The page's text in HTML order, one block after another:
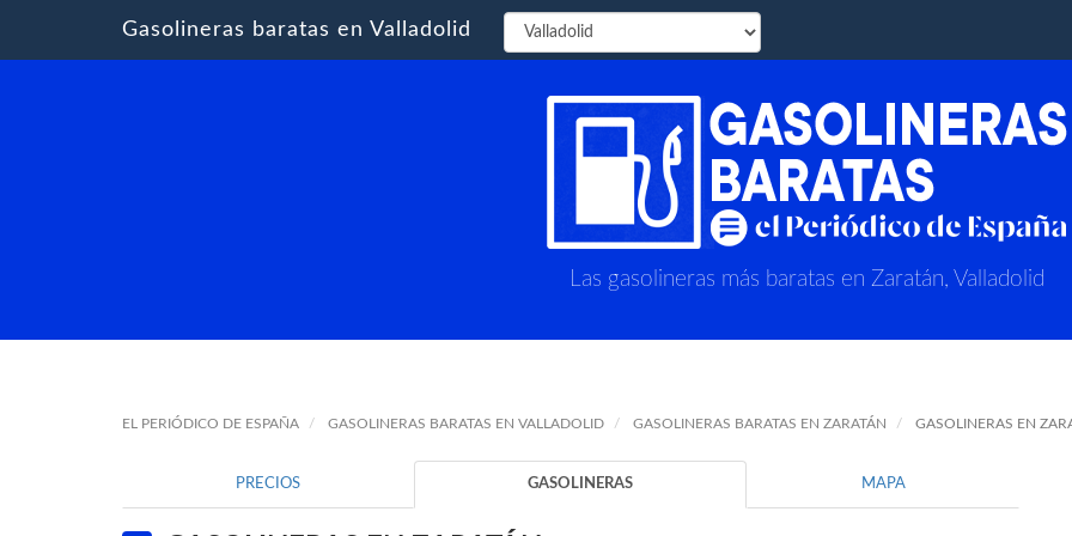
Gasolineras baratas en Valladolid
Las gasolineras más baratas en Zaratán, Valladolid
EL PERIÓDICO DE ESPAÑA GASOLINERAS BARATAS EN VALLADOLID GASOLINERAS BARATAS EN ZARATÁN GASOLINERAS EN
PRECIOS GASOLINERAS MAPA